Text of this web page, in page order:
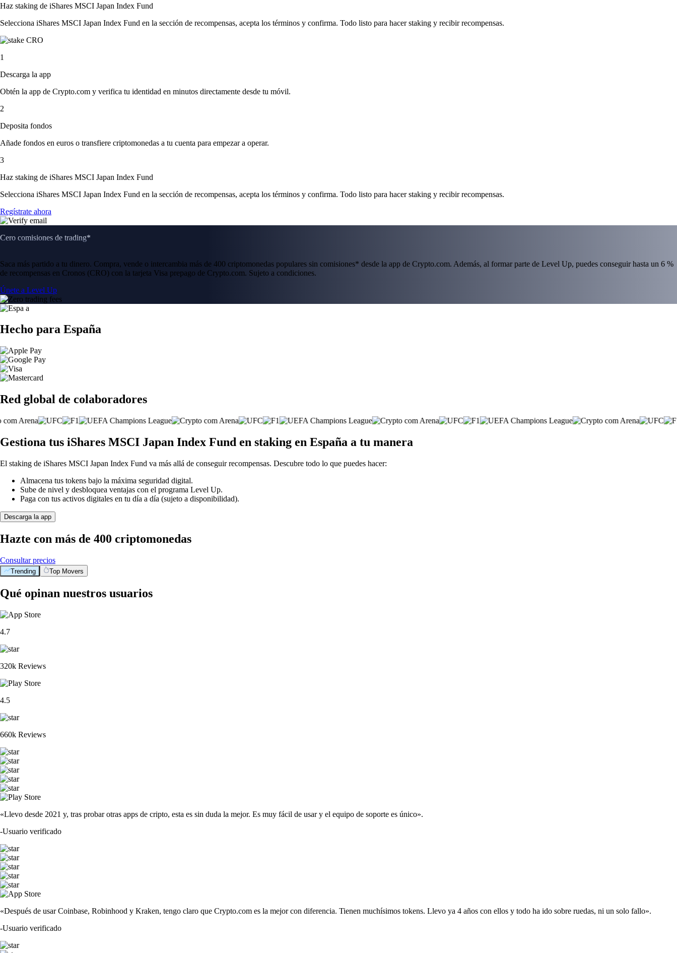
Haz staking de iShares MSCI Japan Index Fund
Selecciona iShares MSCI Japan Index Fund en la sección de recompensas, acepta los términos y confirma. Todo listo para hacer staking y recibir recompensas.
1
Descarga la app
Obtén la app de Crypto.com y verifica tu identidad en minutos directamente desde tu móvil.
2
Deposita fondos
Añade fondos en euros o transfiere criptomonedas a tu cuenta para empezar a operar.
3
Haz staking de iShares MSCI Japan Index Fund
Selecciona iShares MSCI Japan Index Fund en la sección de recompensas, acepta los términos y confirma. Todo listo para hacer staking y recibir recompensas.
Regístrate ahora
Cero comisiones de trading*
Saca más partido a tu dinero. Compra, vende o intercambia más de 400 criptomonedas populares sin comisiones* desde la app de Crypto.com. Además, al formar parte de Level Up, puedes conseguir hasta un 6 %
de recompensas en Cronos (CRO) con la tarjeta Visa prepago de Crypto.com. Sujeto a condiciones.
Únete a Level Up
Hecho para España
Red global de colaboradores
Gestiona tus iShares MSCI Japan Index Fund en staking en España a tu manera
El staking de iShares MSCI Japan Index Fund va más allá de conseguir recompensas. Descubre todo lo que puedes hacer:
Almacena tus tokens bajo la máxima seguridad digital.
Sube de nivel y desbloquea ventajas con el programa Level Up.
Paga con tus activos digitales en tu día a día (sujeto a disponibilidad).
Descarga la app
Hazte con más de 400 criptomonedas
Consultar precios
Trending Top Movers
Qué opinan nuestros usuarios
4.7
320k Reviews
4.5
660k Reviews
«Llevo desde 2021 y, tras probar otras apps de cripto, esta es sin duda la mejor. Es muy fácil de usar y el equipo de soporte es único».
-Usuario verificado
«Después de usar Coinbase, Robinhood y Kraken, tengo claro que Crypto.com es la mejor con diferencia. Tienen muchísimos tokens. Llevo ya 4 años con ellos y todo ha ido sobre ruedas, ni un solo fallo».
-Usuario verificado